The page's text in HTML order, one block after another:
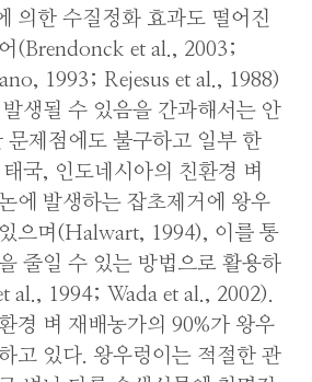
의한 수질정화 효과도 떨어진
(Brendonck et al., 2003;
1993; Rejesus et al., 1988)
생될 수 있음을 간과해서는 안
문제점에도 불구하고 일부 한
국, 인도네시아의 친환경 벼
에 발생하는 잡초제거에 왕우
으며(Halwart, 1994), 이를 통
줄일 수 있는 방법으로 활용하
al., 1994; Wada et al., 2002).
경 벼 재배농가의 90%가 왕우
고 있다. 왕우렁이는 적절한 관